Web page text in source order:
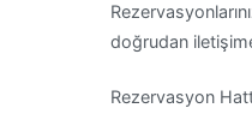
doğrudan
Rezervasyon